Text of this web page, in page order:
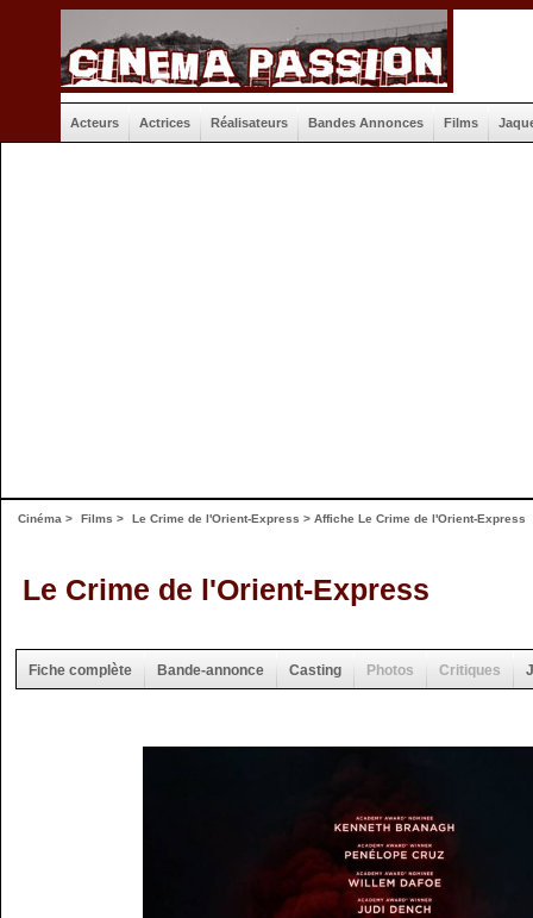
Acteurs Actrices Réalisateurs Bandes Annonces Films
Cinéma > Films > Le Crime de l'Orient-Express > Affiche Le Crime de l'Orient-Express
Le Crime de l'Orient-Express
Fiche complète Bande-annonce Casting Photos Critiques